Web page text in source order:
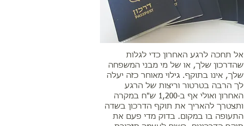
אל תחכה לרגע האחרון כדי לגלות
שהדרכון שלך, או של מי מבני המשפחה
שלך, אינו בתוקף. גילוי מאוחר כזה יעלה
לך הרבה בטרטור וריצות של הרגע
האחרון ואולי אף ב-1,200 ש"ח במקרה
ותצטרך להאריך את תוקף הדרכון בשדה
התעופה בו במקום. בדוק מדי פעם את